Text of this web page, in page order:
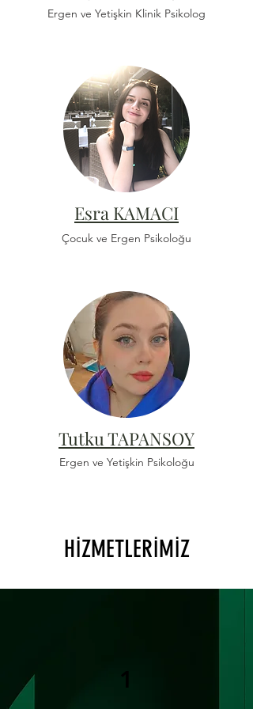
uzman ve konusu ile alakalı binlerce
psikologlardan oluşmaktadır.
Ergen ve Yetişkin Klinik Psikolog
Esra KAMACI
Çocuk ve Ergen Psikoloğu
Tutku TAPANSOY
Ergen ve Yetişkin Psikoloğu
HİZMETLERİMİZ
1